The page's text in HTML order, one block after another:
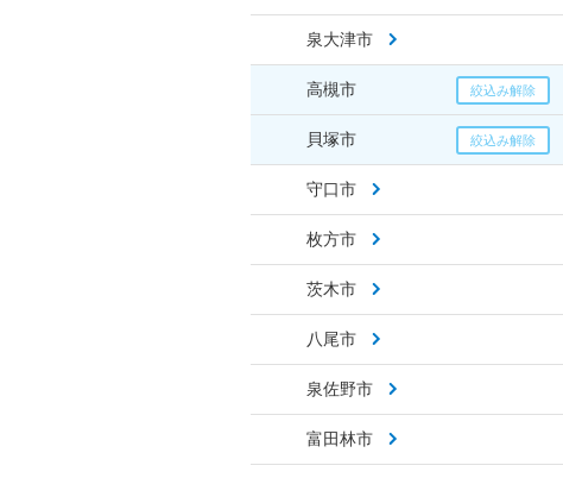
泉大津市
高槻市
貝塚市
守口市
枚方市
茨木市
八尾市
泉佐野市
富田林市